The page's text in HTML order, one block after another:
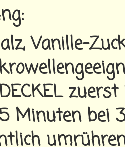
Vanille-
Minuten bei